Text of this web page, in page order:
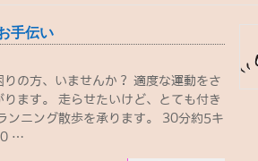
手伝い
の方、いませんか？ 適度な運動をさ
ます。 走らせたいけど、とても付き
ンニング散歩を承ります。 30分約5キ
…